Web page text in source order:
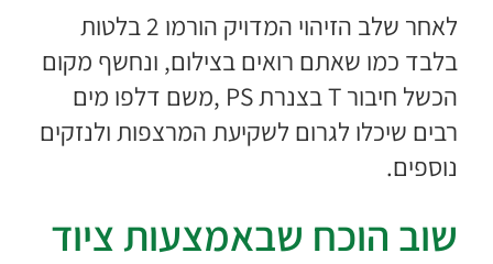
לאחר שלב הזיהוי המדויק הורמו 2 בלטות
בלבד כמו שאתם רואים בצילום, ונחשף מקום
הכשל חיבור T בצנרת PS ,משם דלפו מים
רבים שיכלו לגרום לשקיעת המרצפות ולנזקים
נוספים.
שוב הוכח שבאמצעות ציוד